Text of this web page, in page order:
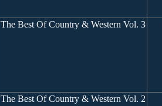
The Best Of Country & Western Vol. 3
The Best Of Country & Western Vol. 2